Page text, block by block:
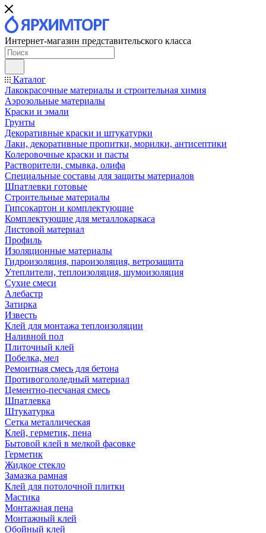
Интернет-магазин представительского класса
Каталог
Лакокрасочные материалы и строительная химия
Аэрозольные материалы
Краски и эмали
Грунты
Декоративные краски и штукатурки
Лаки, декоративные пропитки, морилки, антисептики
Колеровочные краски и пасты
Растворители, смывка, олифа
Специальные составы для защиты материалов
Шпатлевки готовые
Строительные материалы
Гипсокартон и комплектующие
Комплектующие для металлокаркаса
Листовой материал
Профиль
Изоляционные материалы
Гидроизоляция, пароизоляция, ветрозащита
Утеплители, теплоизоляция, шумоизоляция
Сухие смеси
Алебастр
Затирка
Известь
Клей для монтажа теплоизоляции
Наливной пол
Плиточный клей
Побелка, мел
Ремонтная смесь для бетона
Противогололедный материал
Цементно-песчаная смесь
Шпатлевка
Штукатурка
Сетка металлическая
Клей, герметик, пена
Бытовой клей в мелкой фасовке
Герметик
Жидкое стекло
Замазка рамная
Клей для потолочной плитки
Мастика
Монтажная пена
Монтажный клей
Обойный клей